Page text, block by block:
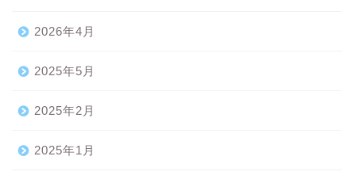
2026年4月
2025年5月
2025年2月
2025年1月